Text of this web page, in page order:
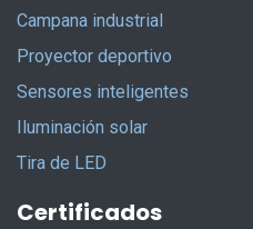
Campana industrial
Proyector deportivo
Sensores inteligentes
Iluminación solar
Tira de LED
Certificados